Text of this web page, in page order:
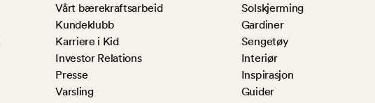
Vårt bærekraftsarbeid
Kundeklubb
Karriere i Kid
Investor Relations
Presse
Varsling
Solskjerming
Gardiner
Sengetøy
Interiør
Inspirasjon
Guider